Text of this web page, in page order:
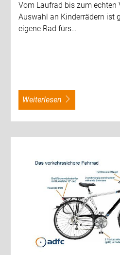
Vom Laufrad bis zum echten
Auswahl an Kinderrädern ist
eigene Rad fürs…
weiterlesen